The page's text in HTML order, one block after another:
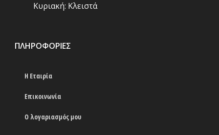
Κυριακή: Κλειστά
ΠΛΗΡΟΦΟΡΊΕΣ
Η Εταιρία
Επικοινωνία
Ο λογαριασμός μου